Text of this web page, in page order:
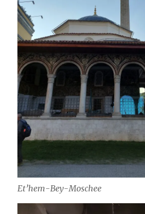
Et’hem-Bey-Moschee